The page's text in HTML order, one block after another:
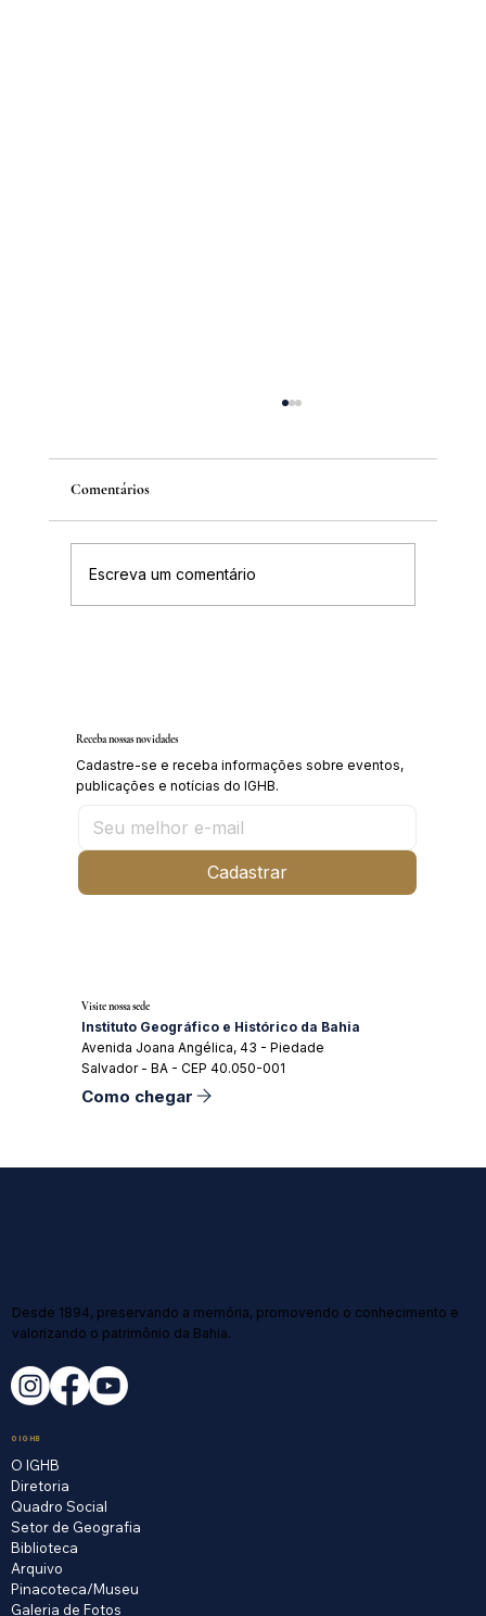
Comentários
Escreva um comentário
Receba nossas novidades
Cadastre-se e receba informações sobre eventos,
publicações e notícias do IGHB.
Cadastrar
Visite nossa sede
Instituto Geográfico e Histórico da Bahia
Avenida Joana Angélica, 43 - Piedade
Salvador - BA - CEP 40.050-001
Como chegar
Desde 1894, preservando a memória, promovendo o conhecimento e
valorizando o patrimônio da Bahia.
O IGHB
O IGHB
Diretoria
Quadro Social
Setor de Geografia
Biblioteca
Arquivo
Pinacoteca/Museu
Galeria de Fotos